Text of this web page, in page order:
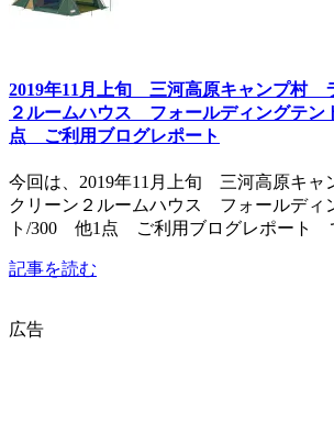
2019年11月上旬 三河高原キャンプ村
２ルームハウス フォールディングテン
点 ご利用ブログレポート
今回は、2019年11月上旬 三河高原キ
クリーン２ルームハウス フォールディ
ト/300 他1点 ご利用ブログレポート
記事を読む
広告